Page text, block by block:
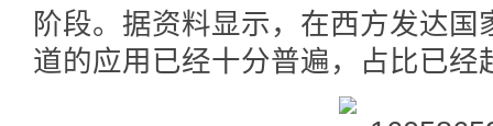
阶段。据资料显示，在西方发达
道的应用已经十分普遍，占比已经